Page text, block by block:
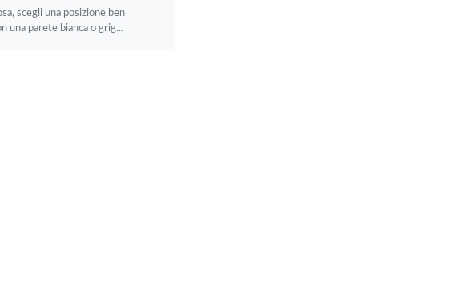
scegli una posizione ben
una parete bianca o grig...